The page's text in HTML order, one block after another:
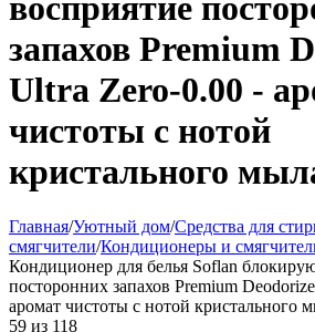
восприятие
запахов Premium
Ultra Zero-0.00 -
чистоты с нотой
кристального
Главная/Уютный дом/Средства для
смягчители/Кондиционеры и
Кондиционер для белья Soflan
посторонних запахов Premium
аромат чистоты с нотой кристального
59 из 118